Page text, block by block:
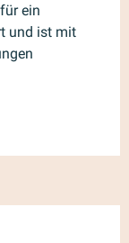
ein
und ist mit